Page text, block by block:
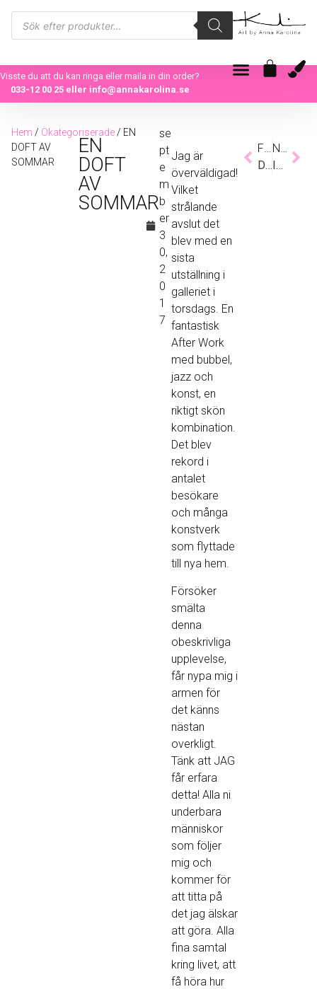
Visste du att du kan ringa eller maila in din order?
033-12 00 25eller info@annakarolina.se
Hem / Okategoriserade/ EN
DOFT AV
SOMMAR
EN
DOFT
AV
SOMMAR
se
pt
e
m
b
er
3
0,
2
0
1
7
Jag är
överväldigad!
Vilket
strålande
avslut det
blev med en
sista
utställning i
galleriet i
torsdags. En
fantastisk
After Work
med bubbel,
jazz och
konst, en
riktigt skön
kombination.
Det blev
rekord i
antalet
besökare
och många
konstverk
som flyttade
till nya hem.
Försöker
smälta
denna
obeskrivliga
upplevelse,
får nypa mig i
armen för
det känns
nästan
overkligt.
Tänk att JAG
får erfara
detta! Alla ni
underbara
människor
som följer
mig och
kommer för
att titta på
det jag älskar
att göra. Alla
fina samtal
kring livet, att
få höra hur
Föregående
DEN EVIGA PROCESSEN
Nästa
INSIDE THE BUBBLE